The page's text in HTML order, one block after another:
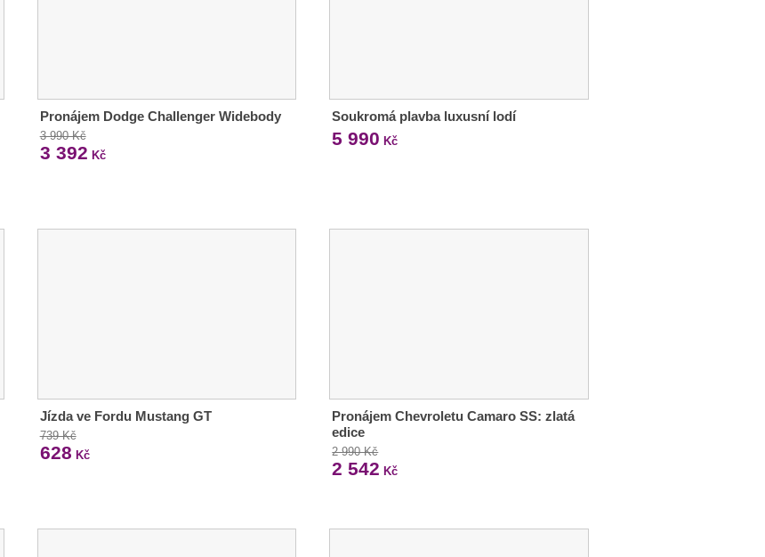
Pronájem Dodge Challenger Widebody
3 990 Kč
3 392 Kč
Soukromá plavba luxusní lodí
5 990 Kč
Jízda ve Fordu Mustang GT
739 Kč
628 Kč
Pronájem Chevroletu Camaro SS: zlatá
edice
2 990 Kč
2 542 Kč